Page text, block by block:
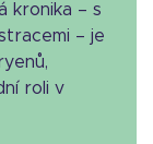
kronika – s
– je
roli v